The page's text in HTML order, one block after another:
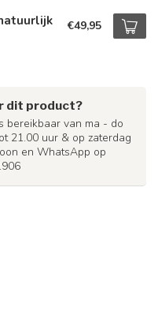
€49,95
dit product?
bereikbaar van ma - do
21.00 uur & op zaterdag
en WhatsApp op